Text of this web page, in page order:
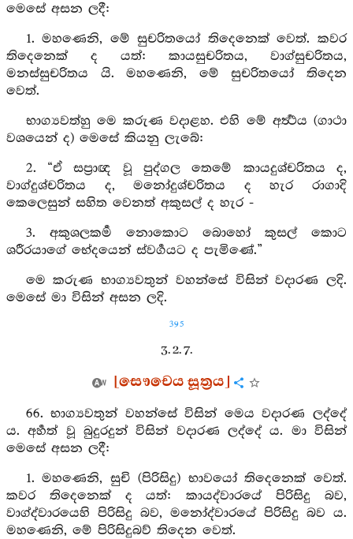
මෙසේ අසන ලදී:
1. මහණෙනි, මේ සුචරිතයෝ තිදෙනෙක් වෙත්. කවර
තිදෙනෙක් ද යත්: කායසුචරිතය, වාග්සුචරිතය,
මනස්සුචරිතය යි. මහණෙනි, මේ සුචරිතයෝ තිදෙන
වෙත්.
භාග්‍යවත්හු මෙ කරුණ වදාළහ. එහි මේ අර්‍ත්‍ථය (ගාථා
වශයෙන් ද) මෙසේ කියනු ලැබේ:
2. “ඒ සප්‍රාඥ වූ පුද්ගල තෙමේ කායදුශ්චරිතය ද,
වාග්දුශ්චරිතය ද, මනෝදුශ්චරිතය ද හැර රාගාදි
කෙලෙසුන් සහිත වෙනත් අකුසල් ද හැර -
3. අකුශලකර්‍ම නොකොට බොහෝ කුසල් කොට
ශරීරයාගේ භේදයෙන් ස්වර්‍ගයට ද පැමිණේ.”
මෙ කරුණ භාග්‍යවතුන් වහන්සේ විසින් වදාරණ ලදි.
මෙසේ මා විසින් අසන ලදි.
395
3. 2. 7.
[සෞචෙය සූත්‍රය]
66. භාග්‍යවතුන් වහන්සේ විසින් මෙය වදාරණ ලද්දේ
ය. අර්‍හත් වූ බුදුරදුන් විසින් වදාරණ ලද්දේ ය. මා විසින්
මෙසේ අසන ලදී:
1. මහණෙනි, සුචි (පිරිසිදු) භාවයෝ තිදෙනෙක් වෙත්.
කවර තිදෙනෙක් ද යත්: කායද්වාරයේ පිරිසිදු බව,
වාග්ද්වාරයෙහි පිරිසිදු බව, මනෝද්වාරයේ පිරිසිදු බව ය.
මහණෙනි, මේ පිරිසිදුබව් තිදෙන වෙත්.